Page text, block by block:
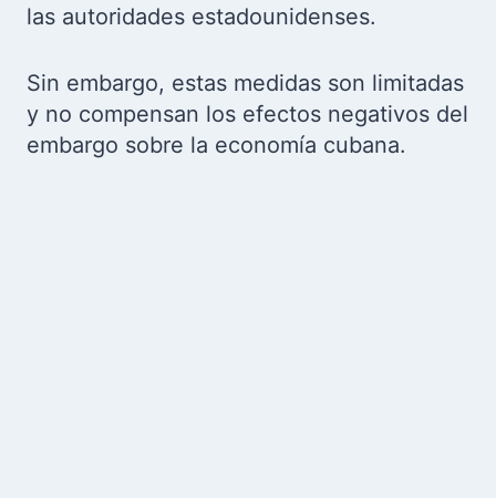
las autoridades estadounidenses.
Sin embargo, estas medidas son limitadas
y no compensan los efectos negativos del
embargo sobre la economía cubana.